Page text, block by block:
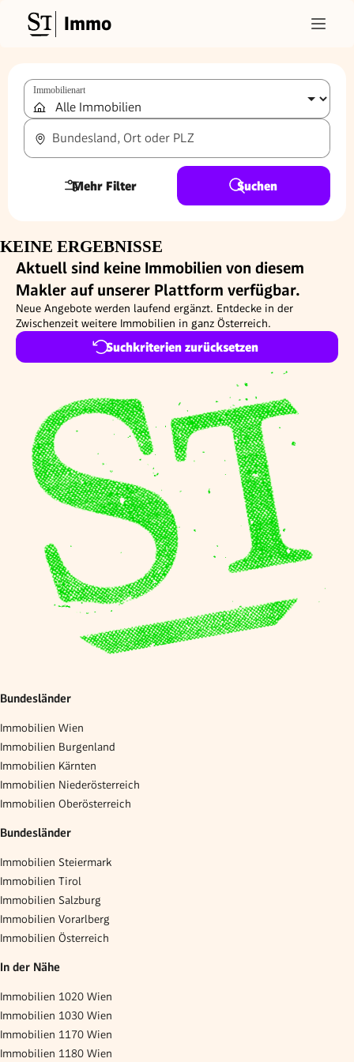
Immo
Immobilienart
Bundesland, Ort oder PLZ
Mehr Filter Suchen
KEINE ERGEBNISSE
Aktuell sind keine Immobilien von diesem
Makler auf unserer Plattform verfügbar.
Neue Angebote werden laufend ergänzt. Entdecke in der
Zwischenzeit weitere Immobilien in ganz Österreich.
Suchkriterien zurücksetzen
Bundesländer
Immobilien Wien
Immobilien Burgenland
Immobilien Kärnten
Immobilien Niederösterreich
Immobilien Oberösterreich
Bundesländer
Immobilien Steiermark
Immobilien Tirol
Immobilien Salzburg
Immobilien Vorarlberg
Immobilien Österreich
In der Nähe
Immobilien 1020 Wien
Immobilien 1030 Wien
Immobilien 1170 Wien
Immobilien 1180 Wien